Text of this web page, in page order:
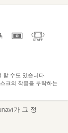
할 수도 있습니다.
크의 착용을 부탁하는
가 그 정